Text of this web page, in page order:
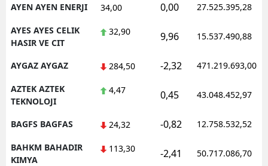
AYEN AYEN ENERJI 34,00 0,00 27.525.395,28
AYES AYES CELIK
HASIR VE CIT
32,90 9,96 15.537.490,88
AYGAZ AYGAZ 284,50 -2,32 471.219.693,00
AZTEK AZTEK
TEKNOLOJI
4,47 0,45 43.048.452,97
BAGFS BAGFAS 24,32 -0,82 12.758.532,52
BAHKM BAHADIR
KIMYA
113,30 -2,41 50.717.086,70